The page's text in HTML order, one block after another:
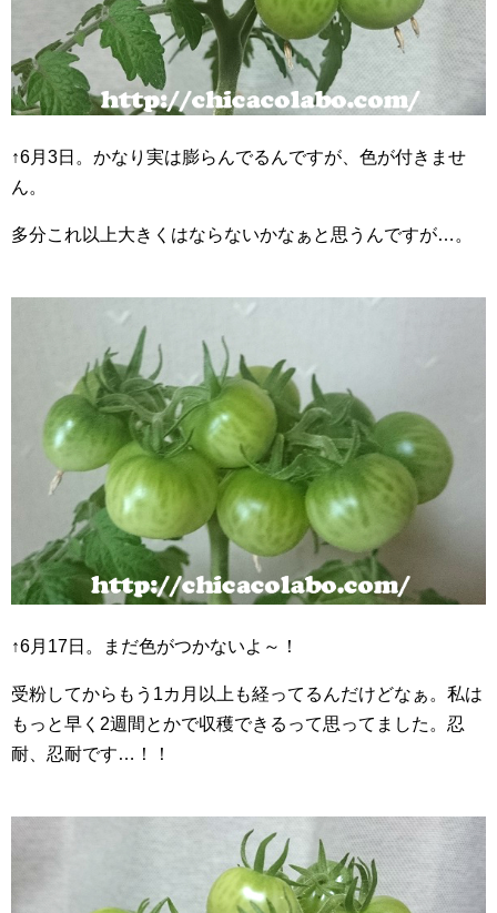
↑6月3日。かなり実は膨らんでるんですが、色が付きませ
ん。
多分これ以上大きくはならないかなぁと思うんですが…。
↑6月17日。まだ色がつかないよ～！
受粉してからもう1カ月以上も経ってるんだけどなぁ。私は
もっと早く2週間とかで収穫できるって思ってました。忍
耐、忍耐です…！！